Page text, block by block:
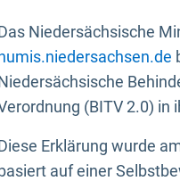
Niedersächsische
(BITV 2.0) in
Erklärung wurde
basiert auf einer